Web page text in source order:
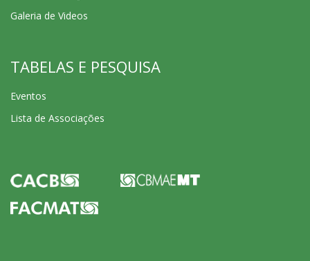
Galeria de Videos
TABELAS E PESQUISA
Eventos
Lista de Associações